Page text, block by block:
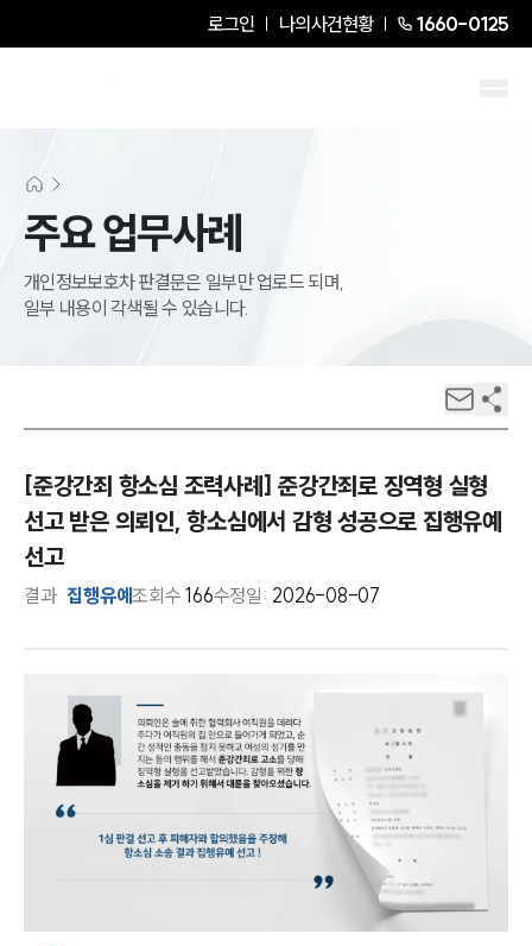
로그인 나의사건현황 1660-0125
주요 업무사례
개인정보보호차 판결문은 일부만 업로드 되며,
일부 내용이 각색될 수 있습니다.
[준강간죄 항소심 조력사례] 준강간죄로 징역형 실형
선고 받은 의뢰인, 항소심에서 감형 성공으로 집행유예
선고
결과 집행유예조회수166수정일: 2026-08-07